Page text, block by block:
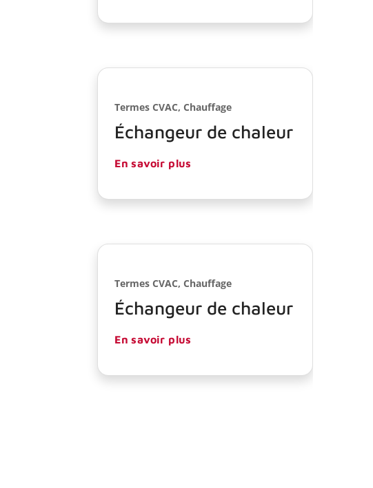
Termes CVAC, Chauffage
Échangeur de chaleur
En savoir plus
Termes CVAC, Chauffage
Échangeur de chaleur
En savoir plus